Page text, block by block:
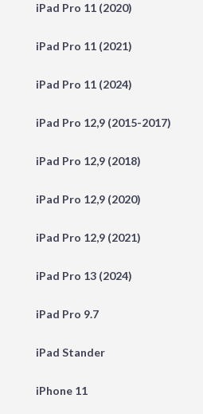
iPad Pro 11 (2020)
iPad Pro 11 (2021)
iPad Pro 11 (2024)
iPad Pro 12,9 (2015-2017)
iPad Pro 12,9 (2018)
iPad Pro 12,9 (2020)
iPad Pro 12,9 (2021)
iPad Pro 13 (2024)
iPad Pro 9.7
iPad Stander
iPhone 11